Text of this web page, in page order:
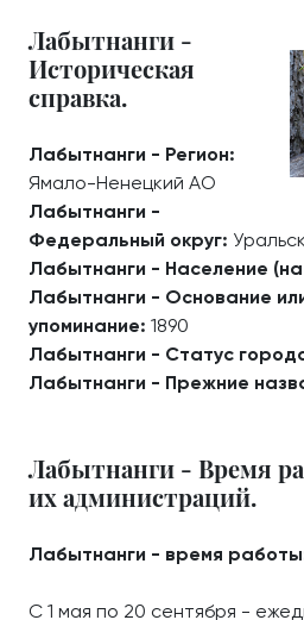
Лабытнанги -
Историческая
справка.
Лабытнанги - Регион:
Ямало-Ненецкий АО
Лабытнанги -
Федеральный округ:
Лабытнанги - Население (на
Лабытнанги - Основание
упоминание: 1890
Лабытнанги - Статус
Лабытнанги - Прежние
Лабытнанги - Время
их администраций.
Лабытнанги - время
С 1 мая по 20 сентября -